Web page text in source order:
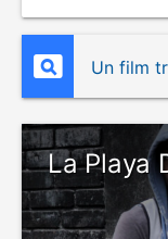
Un film
La Playa